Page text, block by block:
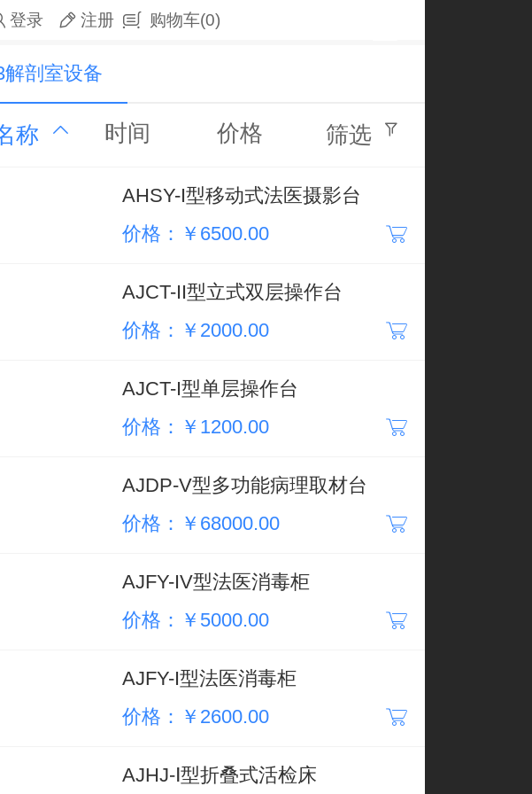
登录 注册 购物车(0)
解剖室设备
称 时间 价格 筛选
AHSY-I型移动式法医摄影台
价格：￥6500.00
AJCT-II型立式双层操作台
价格：￥2000.00
AJCT-I型单层操作台
价格：￥1200.00
AJDP-V型多功能病理取材台
价格：￥68000.00
AJFY-IV型法医消毒柜
价格：￥5000.00
AJFY-I型法医消毒柜
价格：￥2600.00
AJHJ-Ⅰ型折叠式活检床